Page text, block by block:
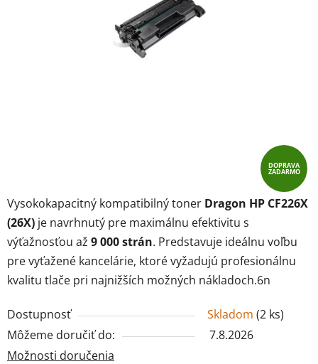
Vysokokapacitný kompatibilný toner Dragon HP CF226X
(26X) je navrhnutý pre maximálnu efektivitu s
výťažnosťou až 9 000 strán. Predstavuje ideálnu voľbu
pre vyťažené kancelárie, ktoré vyžadujú profesionálnu
kvalitu tlače pri najnižších možných nákladoch.6n
Dostupnosť Skladom (2 ks)
Môžeme doručiť do:
7.8.2026
Možnosti doručenia
DOPRAVA
ZADARMO